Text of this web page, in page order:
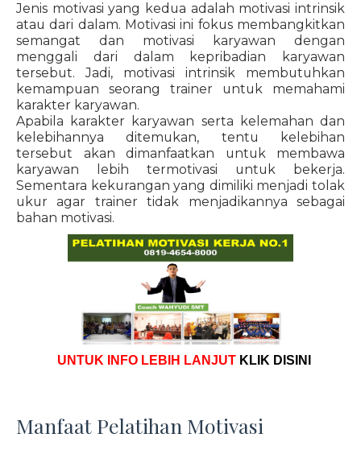
Jenis motivasi yang kedua adalah motivasi intrinsik
atau dari dalam. Motivasi ini fokus membangkitkan
semangat dan motivasi karyawan dengan
menggali dari dalam kepribadian karyawan
tersebut. Jadi, motivasi intrinsik membutuhkan
kemampuan seorang trainer untuk memahami
karakter karyawan.
Apabila karakter karyawan serta kelemahan dan
kelebihannya ditemukan, tentu kelebihan
tersebut akan dimanfaatkan untuk membawa
karyawan lebih termotivasi untuk bekerja.
Sementara kekurangan yang dimiliki menjadi tolak
ukur agar trainer tidak menjadikannya sebagai
bahan motivasi.
UNTUK INFO LEBIH LANJUT KLIK DISINI
Manfaat Pelatihan Motivasi